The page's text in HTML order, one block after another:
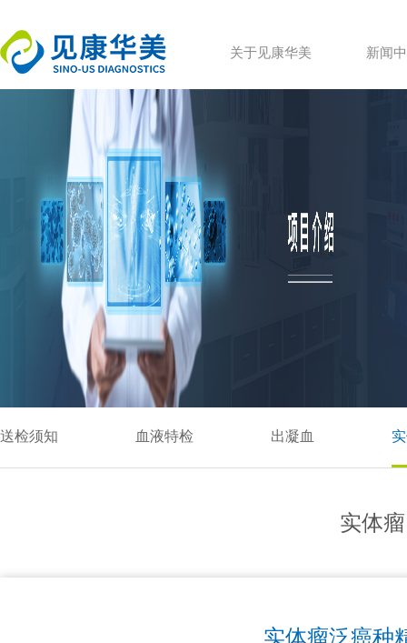
关于见康华美 新闻
送检须知 血液特检 出凝血
实体瘤
实体瘤泛癌种